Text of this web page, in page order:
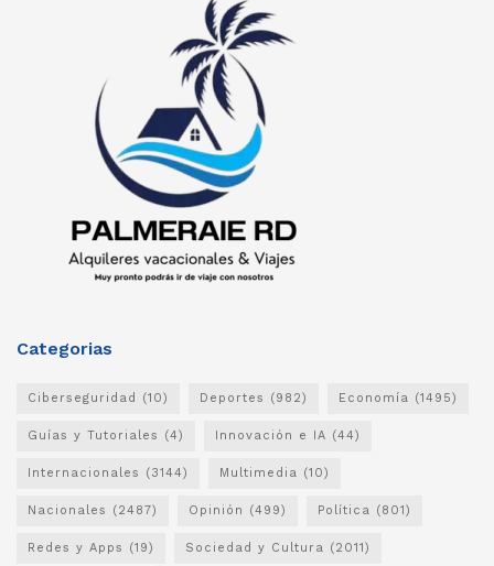
Categorias
Ciberseguridad (10) Deportes (982) Economía (1495)
Guías y Tutoriales (4) Innovación e IA (44)
Internacionales (3144) Multimedia (10)
Nacionales (2487) Opinión (499) Política (801)
Redes y Apps (19) Sociedad y Cultura (2011)